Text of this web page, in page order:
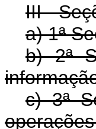
III -
a) 1ª
b) 2ª
c) 3ª